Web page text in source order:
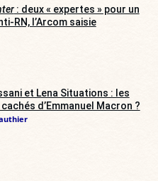
: deux « expertes » pour un
RN, l’Arcom saisie
et Lena Situations : les
d’Emmanuel Macron ?